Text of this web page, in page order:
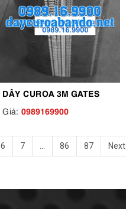
DÂY CUROA 3M GATES
Giá: 0989169900
6 7 86 87 Next